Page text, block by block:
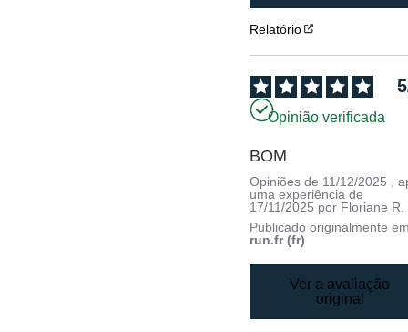
Relatório
5
Opinião verificada
BOM
Opiniões de 11/12/2025
,
uma experiência de
17/11/2025 por Floriane R.
Publicado originalmente
run.fr (fr)
Ver a avaliação
original